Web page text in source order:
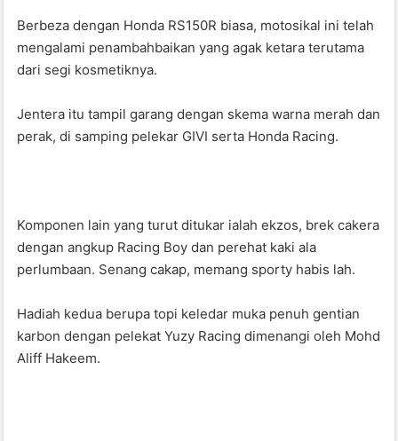
Berbeza dengan Honda RS150R biasa, motosikal ini telah
mengalami penambahbaikan yang agak ketara terutama
dari segi kosmetiknya.
Jentera itu tampil garang dengan skema warna merah dan
perak, di samping pelekar GIVI serta Honda Racing.
Komponen lain yang turut ditukar ialah ekzos, brek cakera
dengan angkup Racing Boy dan perehat kaki ala
perlumbaan. Senang cakap, memang sporty habis lah.
Hadiah kedua berupa topi keledar muka penuh gentian
karbon dengan pelekat Yuzy Racing dimenangi oleh Mohd
Aliff Hakeem.